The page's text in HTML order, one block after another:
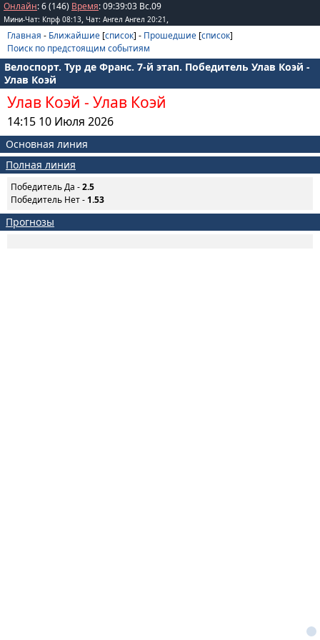
Онлайн: 6 (146) Время:09:39:03 Вс.09
Мини-Чат: Кпрф 08:13, Чат: Ангел Ангел 20:21 ,
Главная - Ближайшие [список] - Прошедшие [список]
Поиск по предстоящим событиям
Велоспорт. Тур де Франс. 7-й этап. Победитель Улав Коэй -
Улав Коэй
Улав Коэй - Улав Коэй
14:15 10 Июля 2026
Основная линия
Полная линия
Победитель Да -2.5
Победитель Нет - 1.53
Прогнозы